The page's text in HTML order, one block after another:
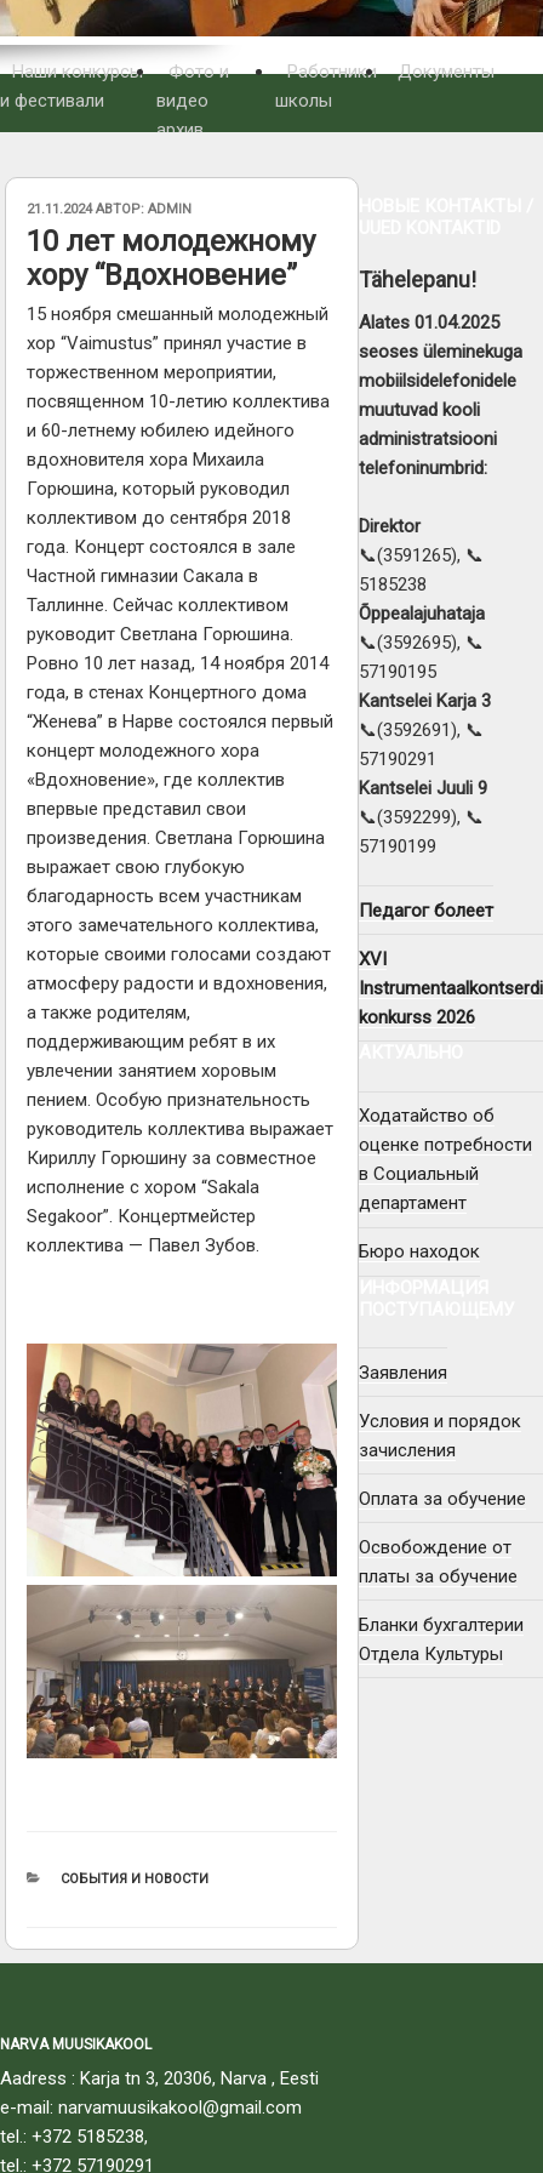
Наши конкурсы
и фестивали
Фото и
видео
архив
Работники
школы
Документы
ОПУБЛИКОВАНО
21.11.2024АВТОР:ADMIN
10 лет молодежному
хору “Вдохновение”
15 ноября смешанный молодежный
хор “Vaimustus” принял участие в
торжественном мероприятии,
посвященном 10-летию коллектива
и 60-летнему юбилею идейного
вдохновителя хора Михаила
Горюшина, который руководил
коллективом до сентября 2018
года. Концерт состоялся в зале
Частной гимназии Сакала в
Таллинне. Сейчас коллективом
руководит Светлана Горюшина.
Ровно 10 лет назад, 14 ноября 2014
года, в стенах Концертного дома
“Женева” в Нарве состоялся первый
концерт молодежного хора
«Вдохновение», где коллектив
впервые представил свои
произведения. Светлана Горюшина
выражает свою глубокую
благодарность всем участникам
этого замечательного коллектива,
которые своими голосами создают
атмосферу радости и вдохновения,
а также родителям,
поддерживающим ребят в их
увлечении занятием хоровым
пением. Особую признательность
руководитель коллектива выражает
Кириллу Горюшину за совместное
исполнение с хором “Sakala
Segakoor”. Концертмейстер
коллектива — Павел Зубов.
РУБРИКИ
СОБЫТИЯ И НОВОСТИ
Tähelepanu!
Alates 01.04.2025
seoses üleminekuga
mobiilsidelefonidele
muutuvad kooli
administratsiooni
telefoninumbrid:
Direktor
📞(3591265), 📞
5185238
Õppealajuhataja
📞(3592695), 📞
57190195
Kantselei Karja 3
📞(3592691), 📞
57190291
Kantselei Juuli 9
📞(3592299), 📞
57190199
Педагог болеет
XVI
Instrumentaalkontserdi
konkurss 2026
Ходатайство об
оценке потребности
в Социальный
департамент
Бюро находок
Заявления
Условия и порядок
зачисления
Оплата за обучение
Освобождение от
платы за обучение
Бланки бухгалтерии
Отдела Культуры
NARVA MUUSIKAKOOL
Aadress : Karja tn 3, 20306, Narva , Eesti
e-mail: narvamuusikakool@gmail.com
tel.: +372 5185238,
tel.: +372 57190291